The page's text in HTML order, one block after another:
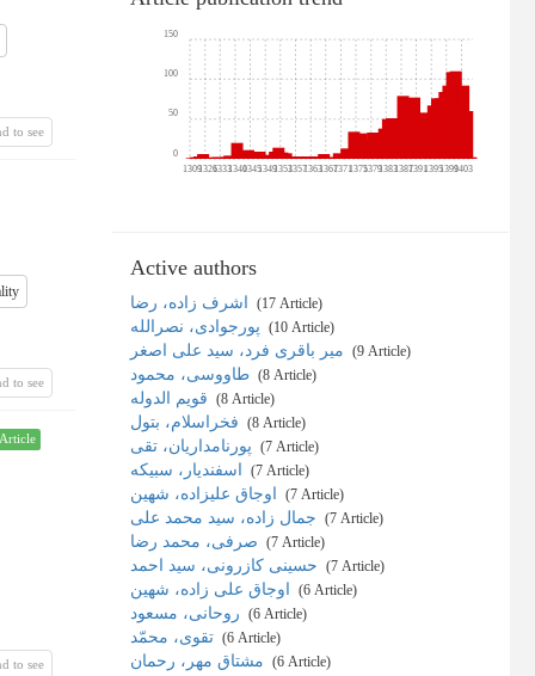
to see
to see
to see
1309132613331340134513491353135713631367137113751379138313871391139513991403
0
50
100
150
Active authors
‎ (17 Article)
‎ (10 Article)
‎ (9 Article)
‎ (8 Article)
‎ (8 Article)
‎ (8 Article)
‎ (7 Article)
‎ (7 Article)
‎ (7 Article)
‎ (7 Article)
‎ (7 Article)
‎ (7 Article)
‎ (6 Article)
‎ (6 Article)
‎ (6 Article)
‎ (6 Article)